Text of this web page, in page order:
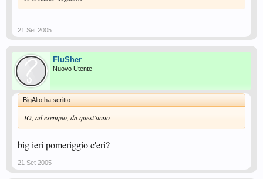
21 Set 2005
FluSher
Nuovo Utente
BigAlto ha scritto:
IO, ad esempio, da quest'anno
big ieri pomeriggio c'eri?
21 Set 2005